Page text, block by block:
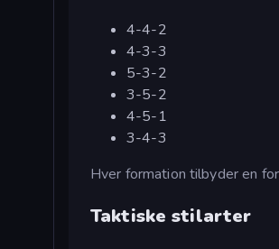
4-4-2
4-3-3
5-3-2
3-5-2
4-5-1
3-4-3
Hver formation tilbyder en
Taktiske stilarter